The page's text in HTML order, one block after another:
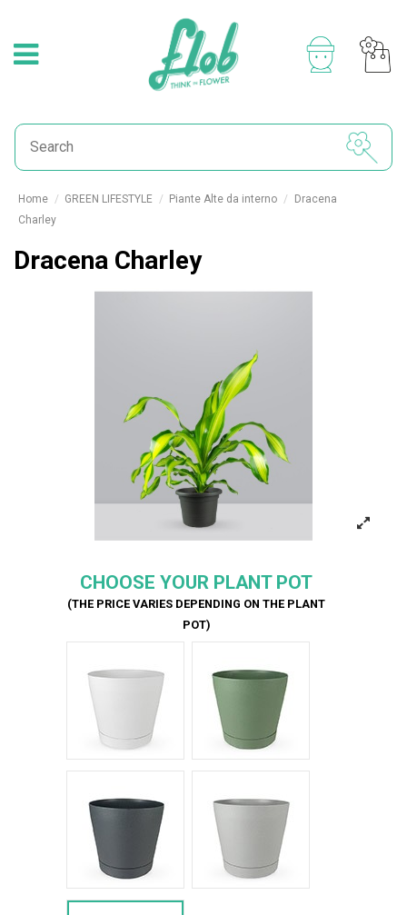
Home GREEN LIFESTYLE Piante Alte da interno
Dracena
Charley
Dracena Charley
CHOOSE YOUR PLANT POT
(THE PRICE VARIES DEPENDING ON THE PLANT
POT)